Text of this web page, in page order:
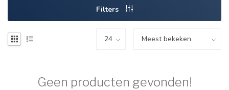
Filters
Geen producten gevonden!